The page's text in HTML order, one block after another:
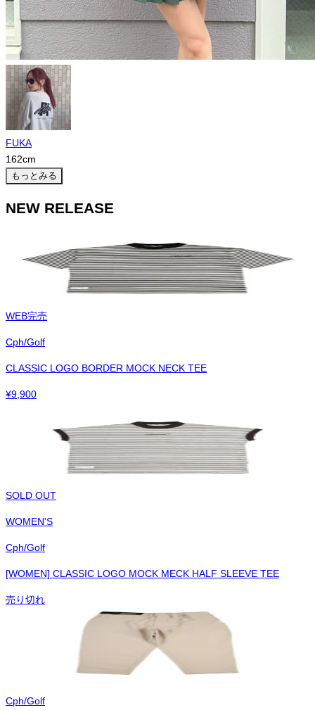
FUKA
162cm
もっとみる
NEW RELEASE
WEB完売
Cph/Golf
CLASSIC LOGO BORDER MOCK NECK TEE
¥9,900
SOLD OUT
WOMEN'S
Cph/Golf
[WOMEN] CLASSIC LOGO MOCK MECK HALF SLEEVE TEE
売り切れ
Cph/Golf